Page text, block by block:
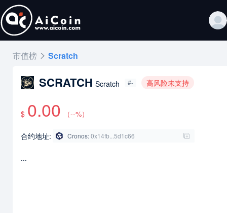
市值榜 Scratch
SCRATCH Scratch #- 高风险未支持
$ 0.00 （--%）
合约地址: Cronos:0x14fb...5d1c66
...